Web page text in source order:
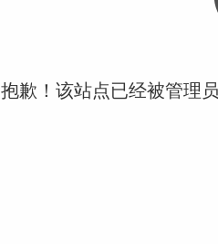
抱歉！该站点已经被管理